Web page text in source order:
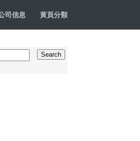
司信息 黃頁分類